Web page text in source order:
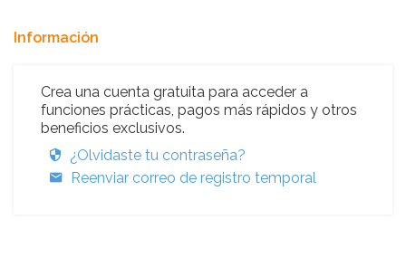
Información
Crea una cuenta gratuita para acceder a
funciones prácticas, pagos más rápidos y otros
beneficios exclusivos.
¿Olvidaste tu contraseña?
Reenviar correo de registro temporal